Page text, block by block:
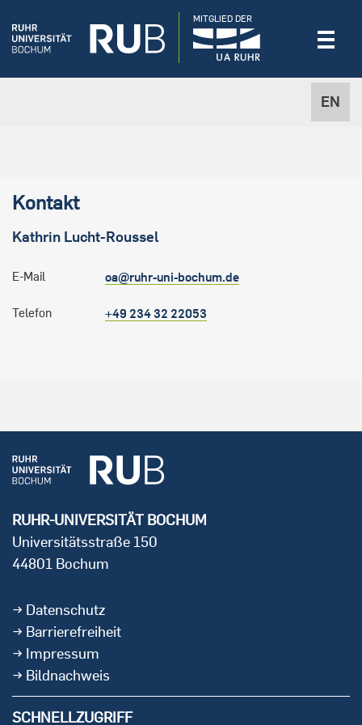
EN
MITGLIED DER
Kontakt
Kathrin Lucht-Roussel
E-Mail oa@ruhr-uni-bochum.de
Telefon +49 234 32 22053
RUHR-UNIVERSITÄT BOCHUM
Universitätsstraße 150
44801 Bochum
Datenschutz
Barrierefreiheit
Impressum
Bildnachweis
SCHNELLZUGRIFF